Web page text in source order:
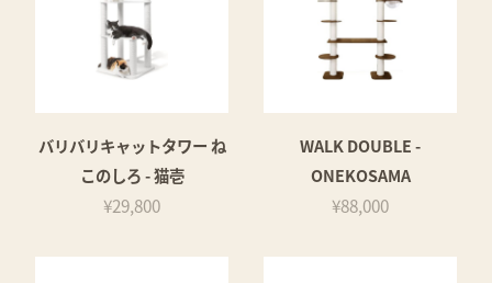
バリバリキャットタワー ね
このしろ - 猫壱
¥29,800
WALK DOUBLE -
ONEKOSAMA
¥88,000